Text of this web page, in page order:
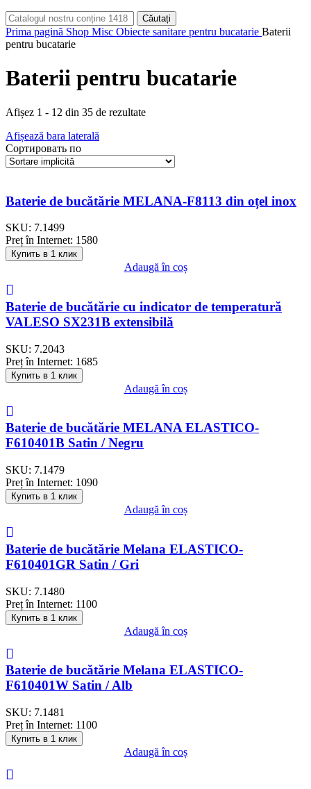
Căutați
Prima pagină Shop Misc Obiecte sanitare pentru bucatarie Baterii
pentru bucatarie
Baterii pentru bucatarie
Afișez 1 - 12 din 35 de rezultate
Afișează bara laterală
Сортировать по
Baterie de bucătărie MELANA-F8113 din oțel inox
SKU: 7.1499
Preț în Internet: 1580
Купить в 1 клик
Adaugă în coș
Baterie de bucătărie cu indicator de temperatură
VALESO SX231B extensibilă
SKU: 7.2043
Preț în Internet: 1685
Купить в 1 клик
Adaugă în coș
Baterie de bucătărie MELANA ELASTICO-
F610401B Satin / Negru
SKU: 7.1479
Preț în Internet: 1090
Купить в 1 клик
Adaugă în coș
Baterie de bucătărie Melana ELASTICO-
F610401GR Satin / Gri
SKU: 7.1480
Preț în Internet: 1100
Купить в 1 клик
Adaugă în coș
Baterie de bucătărie Melana ELASTICO-
F610401W Satin / Alb
SKU: 7.1481
Preț în Internet: 1100
Купить в 1 клик
Adaugă în coș